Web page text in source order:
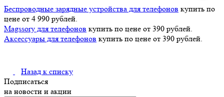
зарядку, мощные магниты и удобную подставку.
Универсальное решение для дома, офиса и путешествий,
обеспечивающее быстрый, безопасный и комфортный способ
зарядки.
Беспроводные зарядные устройства для телефонов купить по
цене от 4 990 рублей.
Magssory для телефонов купить по цене от 390 рублей.
Аксессуары для телефонов купить по цене от 390 рублей.
Назад к списку
Подписаться
на новости и акции